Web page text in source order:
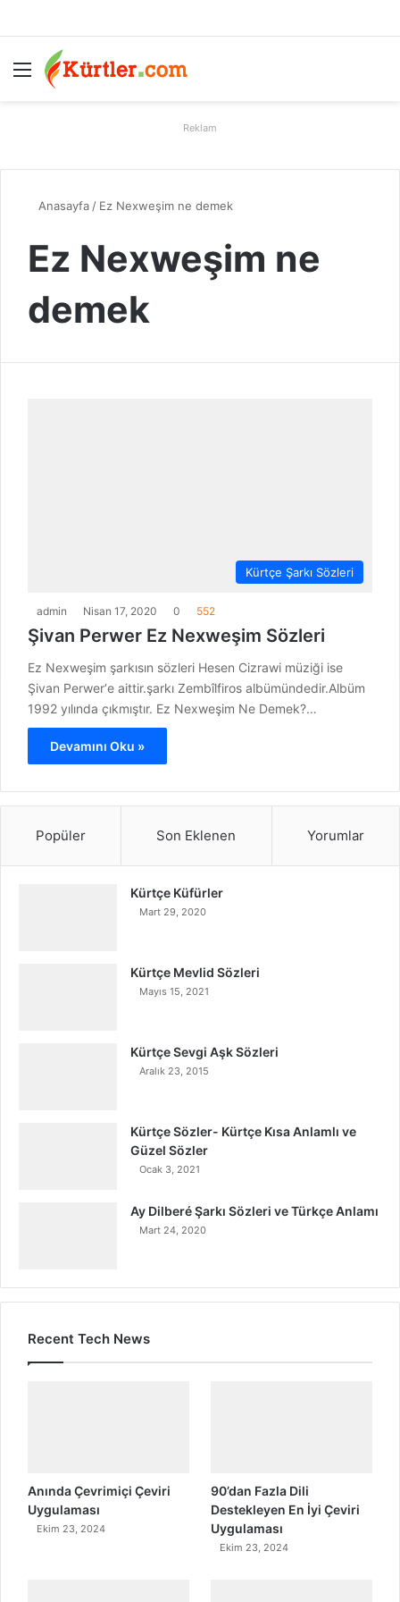
Menü
Reklam
Anasayfa / Ez Nexweşim ne demek
Ez Nexweşim ne
demek
Kürtçe Şarkı Sözleri
admin Nisan 17, 2020 0 552
Şivan Perwer Ez Nexweşim Sözleri
Ez Nexweşim şarkısın sözleri Hesen Cizrawi müziği ise
Şivan Perwer‘e aittir.şarkı Zembîlfiros albümündedir.Albüm
1992 yılında çıkmıştır. Ez Nexweşim Ne Demek?…
Devamını Oku »
Popüler Son Eklenen Yorumlar
Kürtçe Küfürler
Mart 29, 2020
Kürtçe Mevlid Sözleri
Mayıs 15, 2021
Kürtçe Sevgi Aşk Sözleri
Aralık 23, 2015
Kürtçe Sözler- Kürtçe Kısa Anlamlı ve
Güzel Sözler
Ocak 3, 2021
Ay Dilberé Şarkı Sözleri ve Türkçe Anlamı
Mart 24, 2020
Recent Tech News
Anında Çevrimiçi Çeviri
Uygulaması
Ekim 23, 2024
90’dan Fazla Dili
Destekleyen En İyi Çeviri
Uygulaması
Ekim 23, 2024